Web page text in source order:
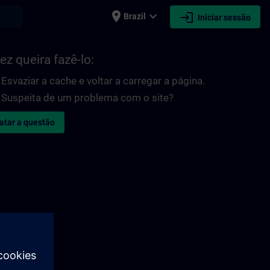
place Brazil expand_more login Iniciar sessão
queira fazê-lo:
Esvaziar a cache e voltar a carregar a página.
Suspeita de um problema com o site?
a questão